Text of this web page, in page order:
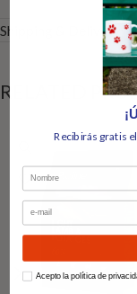
Shipping & Delivery
RELATED
Recibirás gratis
Nombre
Email
How would you like to hear
Acepto la política de